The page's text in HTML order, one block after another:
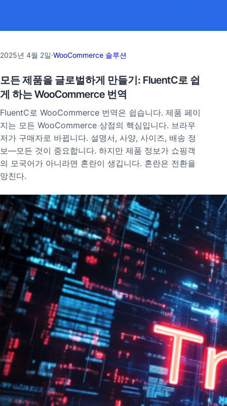
2025년 4월 2일·WooCommerce 솔루션
모든 제품을 글로벌하게 만들기: FluentC로 쉽
게 하는 WooCommerce 번역
FluentC로 WooCommerce 번역은 쉽습니다. 제품 페이
지는 모든 WooCommerce 상점의 핵심입니다. 브라우
저가 구매자로 바뀝니다. 설명서, 사양, 사이즈, 배송 정
보—모든 것이 중요합니다. 하지만 제품 정보가 쇼핑객
의 모국어가 아니라면 혼란이 생깁니다. 혼란은 전환을
망친다.